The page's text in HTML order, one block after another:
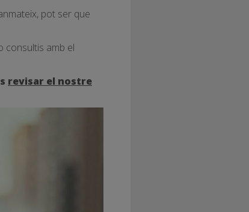
pot ser que
consultis amb el
revisar el nostre